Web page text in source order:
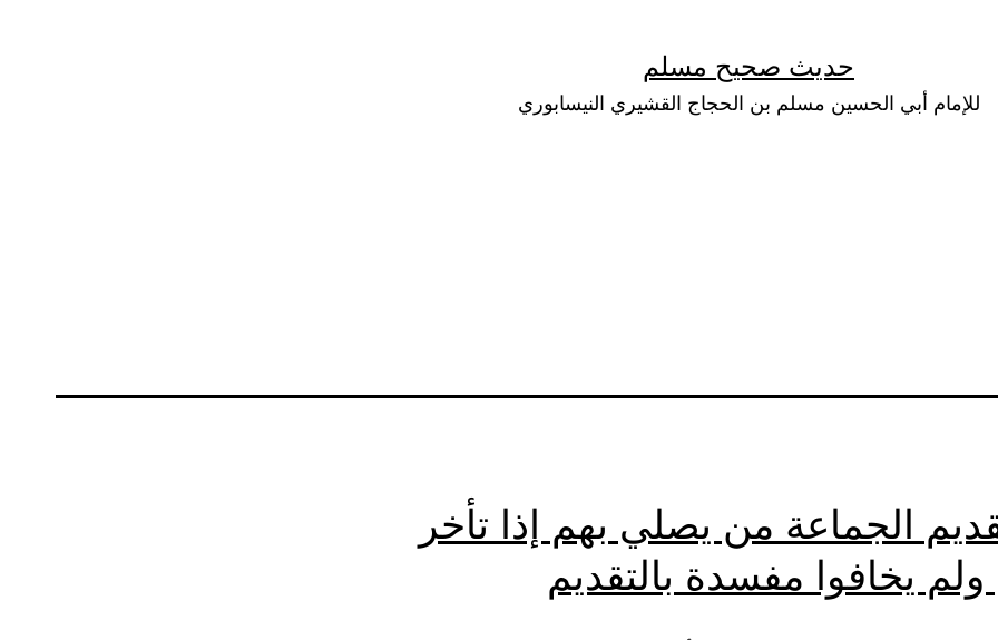
حديث صحيح مسلم
للإمام أبي الحسين مسلم بن الحجاج القشيري النيسابوري
الجماعة من يصلي بهم إذا تأخر
ولم يخافوا مفسدة بالتقديم